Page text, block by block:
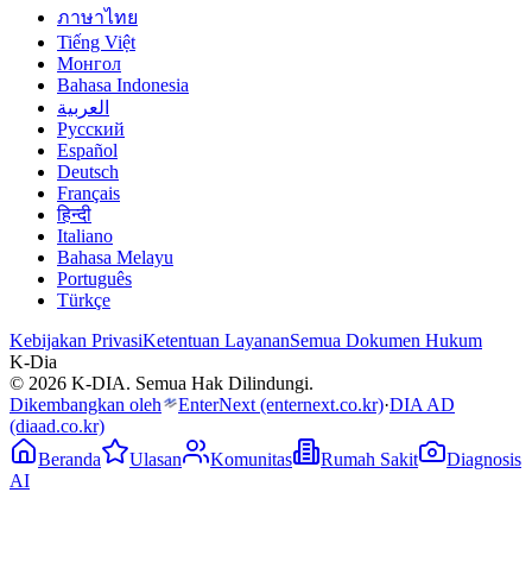
ภาษาไทย
Tiếng Việt
Монгол
Bahasa Indonesia
العربية
Русский
Español
Deutsch
Français
हिन्दी
Italiano
Bahasa Melayu
Português
Türkçe
Kebijakan PrivasiKetentuan LayananSemua Dokumen Hukum
K-Dia
© 2026 K-DIA. Semua Hak Dilindungi.
Dikembangkan oleh
EnterNext (enternext.co.kr)·DIA AD
(diaad.co.kr)
Beranda
Ulasan Komunitas Rumah Sakit
Diagnosis
AI